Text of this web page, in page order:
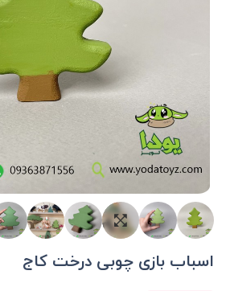
اسباب بازی چوبی درخت کاج